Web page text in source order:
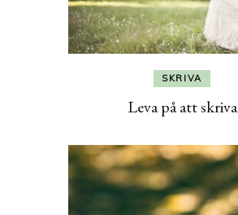
SKRIVA
Leva på att skriva